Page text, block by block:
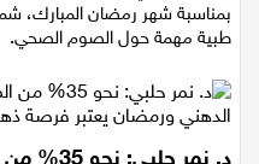
أطلقت مكابي خدمات صحية
بمناسبة شهر رمضان المبارك،